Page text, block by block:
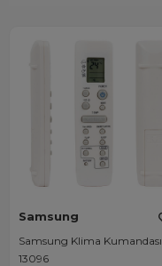
Samsung
Samsung Klima Kumandası
13096